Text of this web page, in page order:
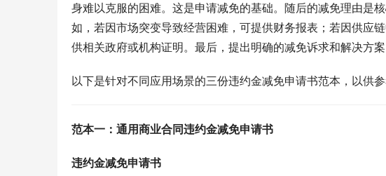
身难以克服的困难。这是申请减免的基础。随后的减免理由是
如，若因市场突变导致经营困难，可提供财务报表；若因供应
供相关政府或机构证明。最后，提出明确的减免诉求和解决方
以下是针对不同应用场景的三份违约金减免申请书范本，以供参
范本一：通用商业合同违约金减免申请书
违约金减免申请书